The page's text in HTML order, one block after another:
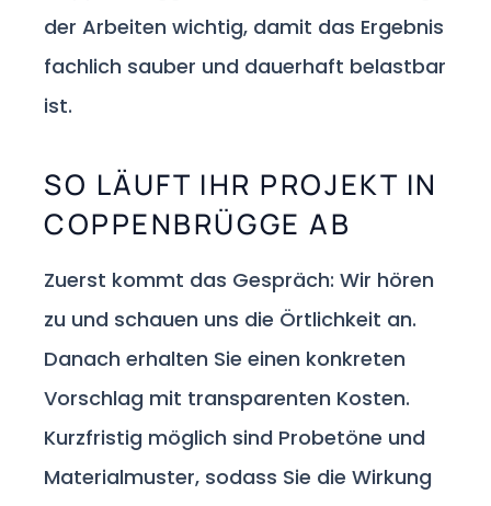
der Arbeiten wichtig, damit das Ergebnis
fachlich sauber und dauerhaft belastbar
ist.
SO LÄUFT IHR PROJEKT IN
COPPENBRÜGGE AB
Zuerst kommt das Gespräch: Wir hören
zu und schauen uns die Örtlichkeit an.
Danach erhalten Sie einen konkreten
Vorschlag mit transparenten Kosten.
Kurzfristig möglich sind Probetöne und
Materialmuster, sodass Sie die Wirkung